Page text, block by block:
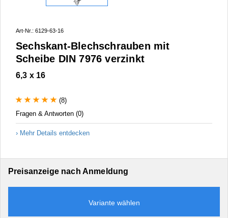
Art-Nr.: 6129-63-16
Sechskant-Blechschrauben mit
Scheibe DIN 7976 verzinkt
6,3 x 16
(8)
Fragen & Antworten (0)
Mehr Details entdecken
Preisanzeige nach Anmeldung
Variante wählen